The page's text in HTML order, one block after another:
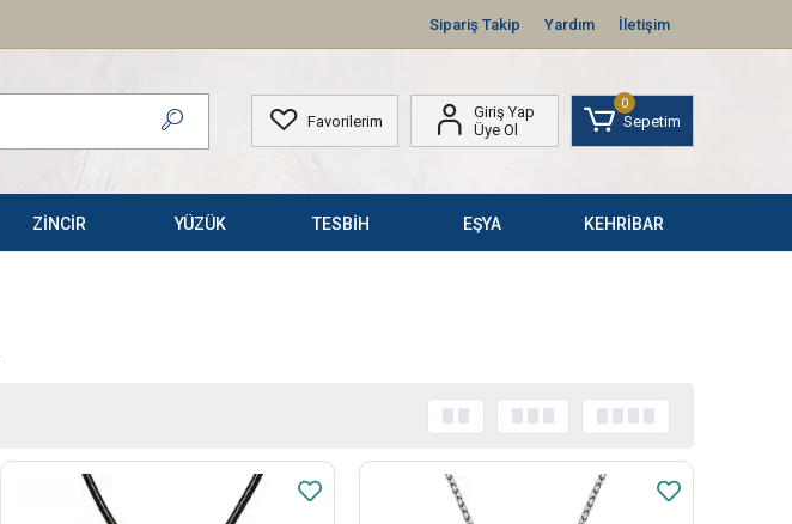
Sipariş Takip Yardım İletişim
Favorilerim
Giriş Yap
Üye Ol
0
Sepetim
ZİNCİR YÜZÜK TESBİH EŞYA KEHRİBAR